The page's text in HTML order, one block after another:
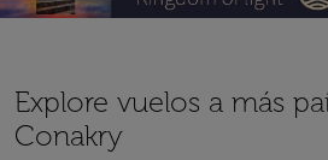
Explore vuelos a más
Conakry